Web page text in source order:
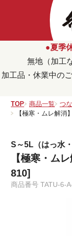
●夏季
無地（加工
加工品・休業中の
TOP 商品一覧 つ
【極寒・ムレ解消
S～5L（はっ水
【極寒・ム
810]
商品番号 TATU-6-